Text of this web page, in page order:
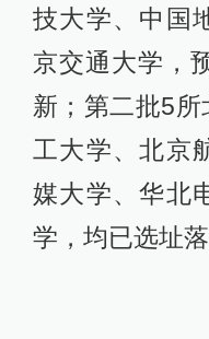
技大学、中国
京交通大学，
新；第二批5
工大学、北京
媒大学、华北
学，均已选址落